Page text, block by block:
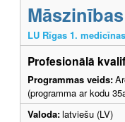
Māszinības
LU Rīgas 1.
Profesionālā
Programmas veids:
(programma ar kodu
Valoda:latviešu (LV)